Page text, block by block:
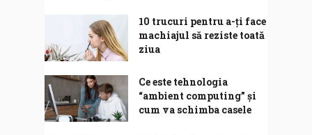
10 trucuri pentru a-ți face
machiajul să reziste toată
ziua
Ce este tehnologia
“ambient computing” și
cum va schimba casele